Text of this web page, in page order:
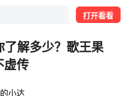
打开看看
解多少？歌王果
虚传
小达